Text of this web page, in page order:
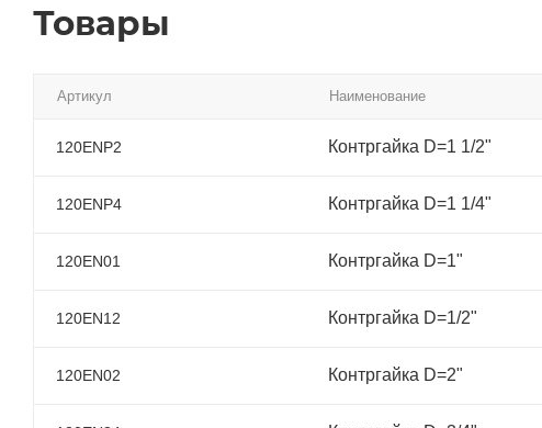
Товары
Артикул Наименование
120ENP2 Контргайка D=1 1/2"
120ENP4 Контргайка D=1 1/4"
120EN01 Контргайка D=1"
120EN12 Контргайка D=1/2"
120EN02 Контргайка D=2"